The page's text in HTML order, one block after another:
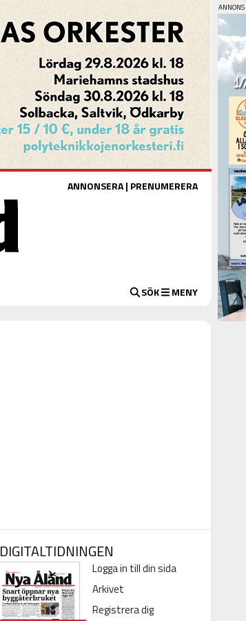
ANNONSERA| PRENUMERERA
SÖK MENY
DIGITALTIDNINGEN
Logga in till din sida
Arkivet
Registrera dig